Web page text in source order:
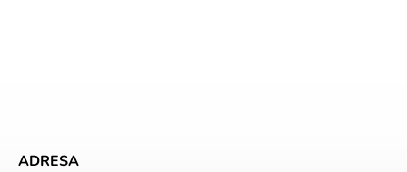
ADRESA